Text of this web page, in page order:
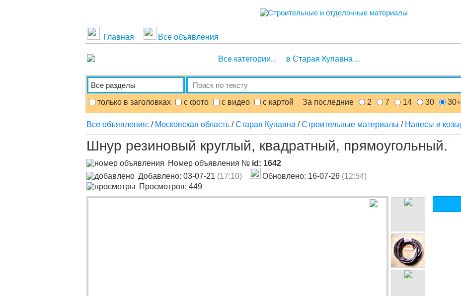
Главная Все объявления
Все категории... в Старая Купавна ...
только в заголовках с фото с видео с картой За последние 2 7 14 30 30+
Все объявления: / Московская область /Старая Купавна /Строительные материалы / Навесы и
Шнур резиновый круглый, квадратный, прямоугольный.
Номер объявления № id: 1642
Добавлено: 03-07-21 (17:10) Обновлено: 16-07-26 (12:54)
Просмотров: 449